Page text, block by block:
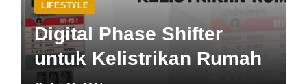
LIFESTYLE
Digital Phase Shifter
untuk Kelistrikan Rumah